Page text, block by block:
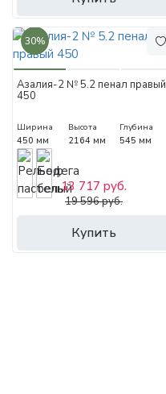
30%
Азалия-2 № 5.2 пенал правый
450
Ширина
450 мм
Высота
2164 мм
Глубина
545 мм
Купить
13 717 руб.
19 596 руб.